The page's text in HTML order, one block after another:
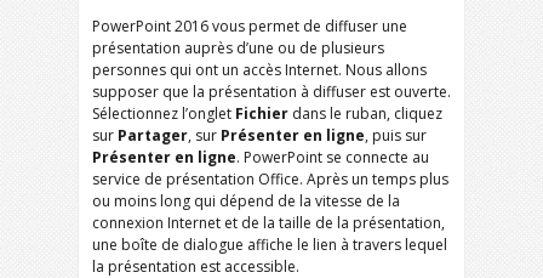
PowerPoint 2016 vous permet de diffuser une
présentation auprès d’une ou de plusieurs
personnes qui ont un accès Internet. Nous allons
supposer que la présentation à diffuser est ouverte.
Sélectionnez l’onglet Fichier dans le ruban, cliquez
sur Partager, sur Présenter en ligne, puis sur
Présenter en ligne. PowerPoint se connecte au
service de présentation Office. Après un temps plus
ou moins long qui dépend de la vitesse de la
connexion Internet et de la taille de la présentation,
une boîte de dialogue affiche le lien à travers lequel
la présentation est accessible.